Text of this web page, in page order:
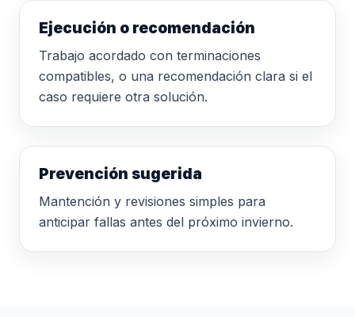
Ejecución o recomendación
Trabajo acordado con terminaciones
compatibles, o una recomendación clara si el
caso requiere otra solución.
Prevención sugerida
Mantención y revisiones simples para
anticipar fallas antes del próximo invierno.